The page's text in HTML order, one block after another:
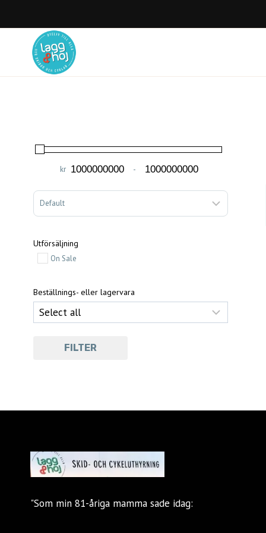
kr -
Sort Products
Utförsäljning
On Sale
Beställnings- eller lagervara
FILTER
"Som min 81-åriga mamma sade idag: